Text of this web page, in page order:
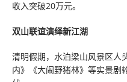
收入突破20万元。
双山联谊演绎新江湖
清明假期，水泊梁山风景区人
内》《大闹野猪林》等实景剧